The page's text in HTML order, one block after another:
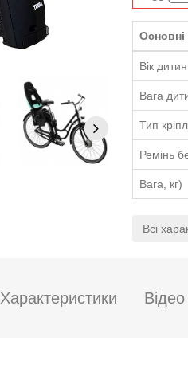
Основні
Вік
Вага
Тип
Ремінь
Вага, кг)
Всі
Характеристики